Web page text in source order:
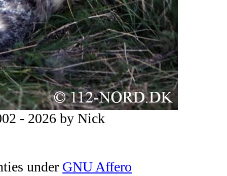
- 2026 by Nick
under GNU Affero